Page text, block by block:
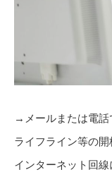
→メールまたは電話
ライフライン等の開
インターネット回線